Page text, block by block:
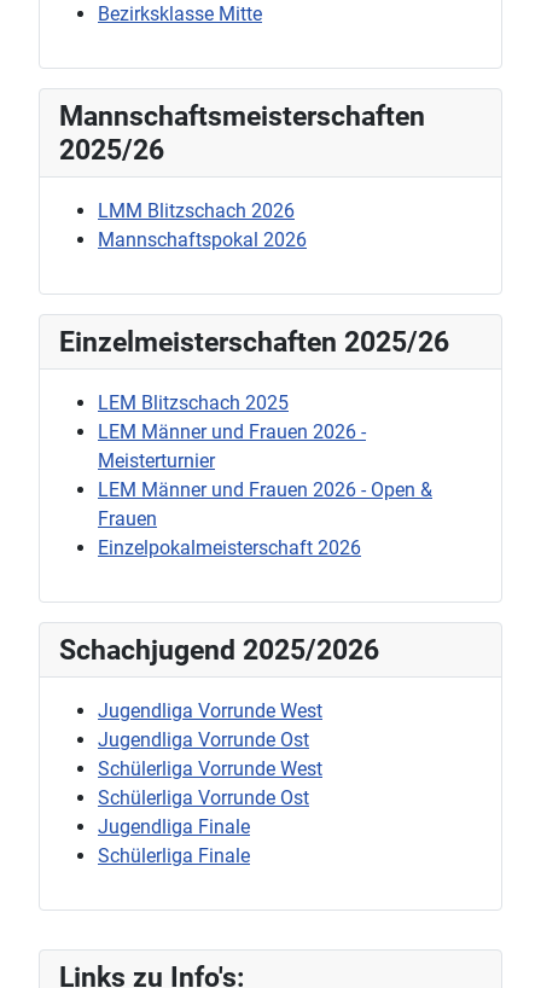
Links zu Info's:
Bezirksklasse Mitte
Mannschaftsmeisterschaften
2025/26
LMM Blitzschach 2026
Mannschaftspokal 2026
Einzelmeisterschaften 2025/26
LEM Blitzschach 2025
LEM Männer und Frauen 2026 -
Meisterturnier
LEM Männer und Frauen 2026 - Open &
Frauen
Einzelpokalmeisterschaft 2026
Schachjugend 2025/2026
Jugendliga Vorrunde West
Jugendliga Vorrunde Ost
Schülerliga Vorrunde West
Schülerliga Vorrunde Ost
Jugendliga Finale
Schülerliga Finale